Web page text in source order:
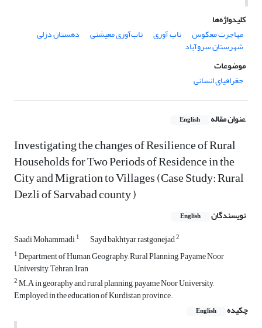
کلیدواژه‌ها
مهاجرت معکوس
تاب آوری تاب‌آوری معیشتی دهستان دزلی
شهرستان سروآباد
موضوعات
جغرافیای انسانی
عنوان مقاله English
Investigating the changes of Resilience of Rural
Households for Two Periods of Residence in the
City and Migration to Villages (Case Study: Rural
Dezli of Sarvabad county )
نویسندگان English
Saadi Mohammadi1 Sayd bakhtyar rastgonejad2
1Department of Human Geography, Rural Planning, Payame Noor
University, Tehran, Iran
2M.A in georaphy and rural planning, payame Noor University,
Employed in the education of Kurdistan province.
چکیده
English